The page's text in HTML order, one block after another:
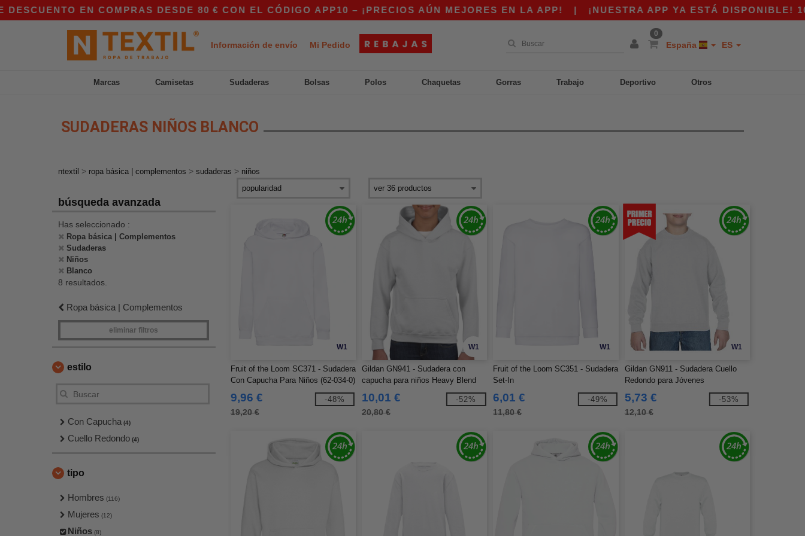
EN COMPRAS DESDE 80 € CON EL CÓDIGO APP10 – ¡PRECIOS AÚN MEJORES EN LA APP!| ¡NUESTRA APP YA ESTÁ DISPONIBLE! 10
Información de envío Mi Pedido
0
España ES
Marcas Camisetas Sudaderas Bolsas Polos Chaquetas Gorras Trabajo Deportivo Otros
SUDADERAS NIÑOS BLANCO
ntextil > ropa básica | complementos > sudaderas > niños
búsqueda avanzada
Has seleccionado :
Ropa básica | Complementos
Sudaderas
Niños
Blanco
8 resultados.
Ropa básica | Complementos
eliminar filtros
estilo
Con Capucha (4)
Cuello Redondo (4)
tipo
Hombres (116)
Mujeres (12)
Niños (8)
W1
Fruit of the Loom SC371 - Sudadera
Con Capucha Para Niños (62-034-0)
9,96 €
19,20 €
-48%
W1
Gildan GN941 - Sudadera con
capucha para niños Heavy Blend
10,01 €
20,80 €
-52%
W1
Fruit of the Loom SC351 - Sudadera
Set-In
6,01 €
11,80 €
-49%
W1
Gildan GN911 - Sudadera Cuello
Redondo para Jóvenes
5,73 €
12,10 €
-53%